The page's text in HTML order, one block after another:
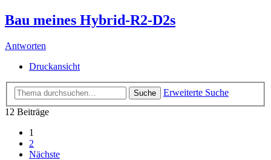
Bau meines Hybrid-R2-D2s
Antworten
Druckansicht
Suche
Erweiterte Suche
12 Beiträge
1
2
Nächste